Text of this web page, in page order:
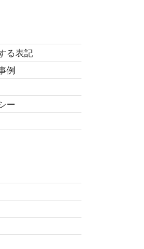
る表記
例
ー